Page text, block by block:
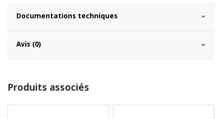
Documentations techniques
Avis (0)
Produits associés